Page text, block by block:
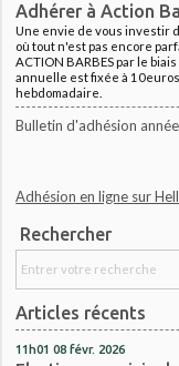
Adhérer à Action
Une envie de vous investir
où tout n'est pas encore
ACTION BARBES par le
annuelle est fixée à
hebdomadaire.
Bulletin d'adhésion
Adhésion en ligne sur
Rechercher
Articles récents
11h01 08 févr. 2026